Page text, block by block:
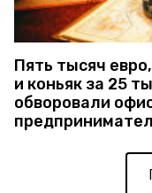
Пять тысяч
и коньяк за 25
обворовали